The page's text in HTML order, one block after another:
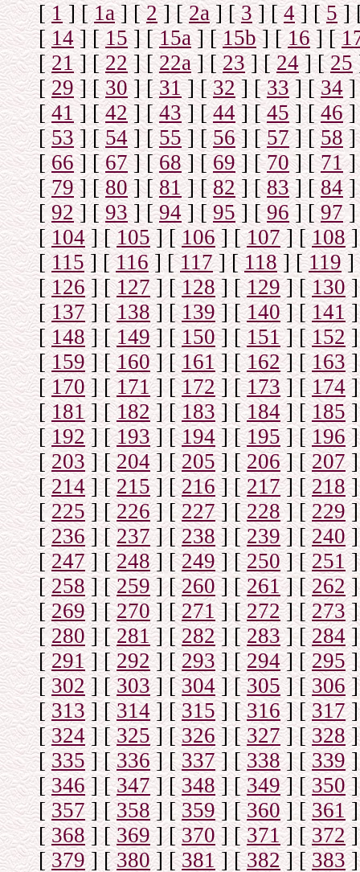
[1] [1а] [2] [2а] [3] [4] [5]
[14] [15] [15a] [15b] [16] [
[21] [22] [22a] [23] [24] [25
[29] [30 ] [31] [32] [33] [34]
[41] [42] [43] [44] [45] [46]
[53] [54] [55] [56] [57] [58]
[66] [67] [68] [69] [70] [71]
[79] [80] [81] [82] [83] [84]
[92] [93] [94] [95] [96] [97]
[104] [105] [ 106] [107] [108]
[115] [116] [117] [118] [119]
[126] [127] [128] [129] [130]
[137] [138] [139] [140] [141]
[148] [149] [150] [151] [152]
[159] [160] [161] [162] [163]
[170] [171] [172] [173] [174]
[181] [182] [183] [184] [185]
[192] [193] [194] [195] [196]
[203] [204] [205] [206] [207]
[214] [215] [216] [217] [218]
[225] [226] [227] [228] [229]
[236] [237] [238] [239] [240]
[247] [248] [249] [250] [251]
[258] [259] [260] [261] [262]
[269] [270] [271] [272] [273]
[ 280] [281] [282] [283] [284]
[291] [292] [293] [294] [295]
[302] [303] [304] [305] [ 306]
[313] [314] [315] [316] [317]
[324] [325] [326] [327] [328]
[335] [336] [337] [338] [339]
[346] [347] [348] [349] [350]
[357] [358] [359] [360] [ 361]
[368] [369] [370] [371] [372]
[379] [380] [381] [382] [383]